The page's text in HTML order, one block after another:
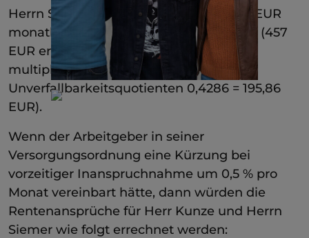
Herrn Siemer stehen tatsächlich 195,86 EUR
monatlich als Altersrente zur Verfügung (457
EUR erreichbare vorzeitige Altersrente
multipliziert mit dem
Unverfallbarkeitsquotienten 0,4286 = 195,86
EUR).
Wenn der Arbeitgeber in seiner
Versorgungsordnung eine Kürzung bei
vorzeitiger Inanspruchnahme um 0,5 % pro
Monat vereinbart hätte, dann würden die
Rentenansprüche für Herr Kunze und Herrn
Siemer wie folgt errechnet werden: